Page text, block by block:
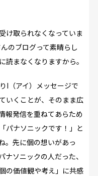
け取られなくなっていま
のブログって素晴らし
読まなくなりますから。
I（アイ）メッセージで
いくことが、そのまま広
報発信を重ねてあらため
パナソニックです！」と
。先に個の想いがあっ
ソニックの人だった、
の価値観や考え」に共感